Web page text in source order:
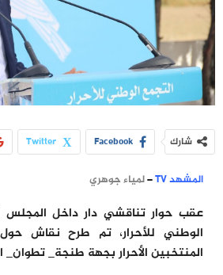
شارك Facebook
Twitter
المشهد TV –لمياء جوهري
عقب حوار تناقشي دار داخل المجلس
الوطني للأحرار، تم طرح نقاش
المنتخبين الأحرار بجهة طنجة_